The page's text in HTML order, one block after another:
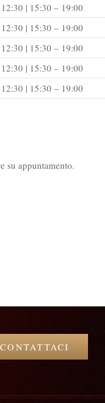
| 15:30 – 19:00
| 15:30 – 19:00
| 15:30 – 19:00
| 15:30 – 19:00
| 15:30 – 19:00
su appuntamento.
CONTATTACI